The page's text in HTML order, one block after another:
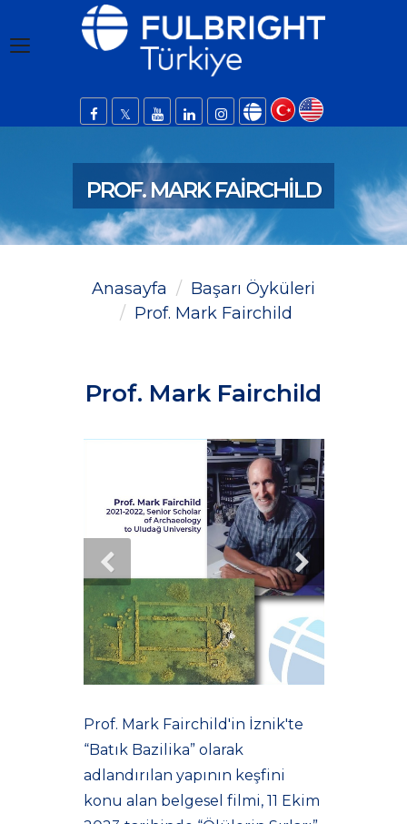
PROF. MARK FAIRCHILD
Anasayfa
Başarı Öyküleri
Prof. Mark Fairchild
Prof. Mark Fairchild
Prof. Mark Fairchild'in İznik'te
“Batık Bazilika” olarak
adlandırılan yapının keşfini
konu alan belgesel filmi, 11 Ekim